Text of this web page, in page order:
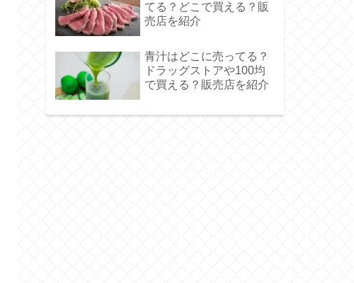
てる？どこで買える？販
売店を紹介
青汁はどこに売ってる？
ドラッグストアや100均
で買える？販売店を紹介